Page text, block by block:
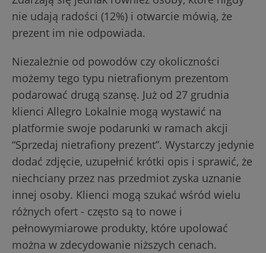
nie udają radości (12%) i otwarcie mówią, że
prezent im nie odpowiada.
Niezależnie od powodów czy okoliczności
możemy tego typu nietrafionym prezentom
podarować drugą szansę. Już od 27 grudnia
klienci Allegro Lokalnie mogą wystawić na
platformie swoje podarunki w ramach akcji
“Sprzedaj nietrafiony prezent”. Wystarczy jedynie
dodać zdjęcie, uzupełnić krótki opis i sprawić, że
niechciany przez nas przedmiot zyska uznanie
innej osoby. Klienci mogą szukać wśród wielu
różnych ofert - często są to nowe i
pełnowymiarowe produkty, które upolować
można w zdecydowanie niższych cenach.